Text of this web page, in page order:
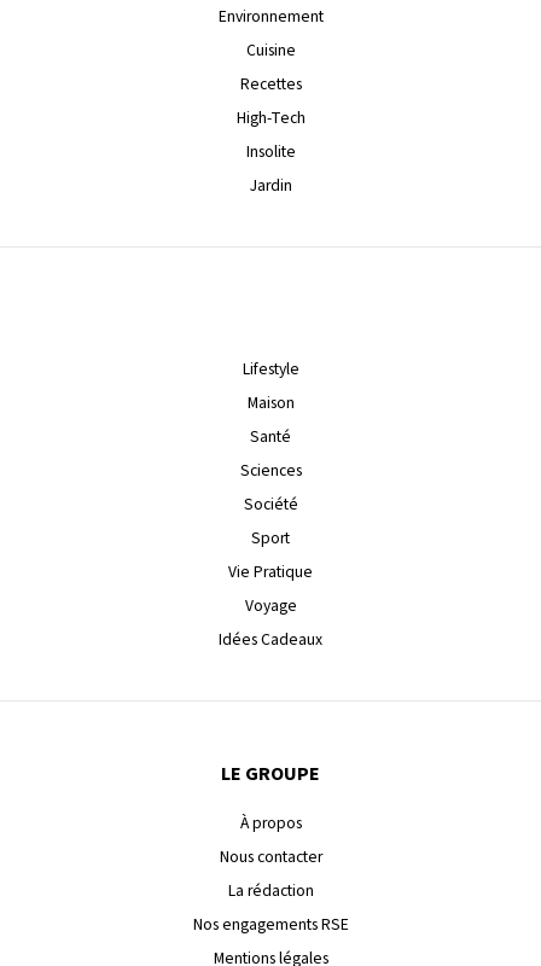
Environnement
Cuisine
Recettes
High-Tech
Insolite
Jardin
Lifestyle
Maison
Santé
Sciences
Société
Sport
Vie Pratique
Voyage
Idées Cadeaux
LE GROUPE
À propos
Nous contacter
La rédaction
Nos engagements RSE
Mentions légales